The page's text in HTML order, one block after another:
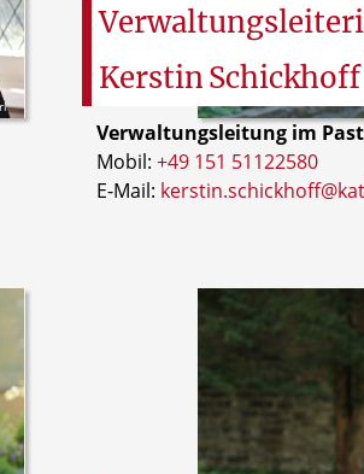
KerstinSchickhoff
Verwaltungsleitung im
Mobil: +49 151 51122580
E-Mail: